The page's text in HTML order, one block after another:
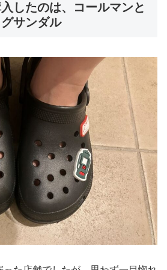
したのは、コールマンと
サンダル